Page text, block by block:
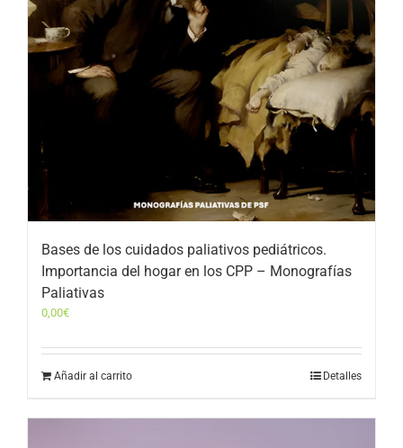
Bases de los cuidados paliativos pediátricos.
Importancia del hogar en los CPP – Monografías
Paliativas
0,00€
Añadir al carrito Detalles